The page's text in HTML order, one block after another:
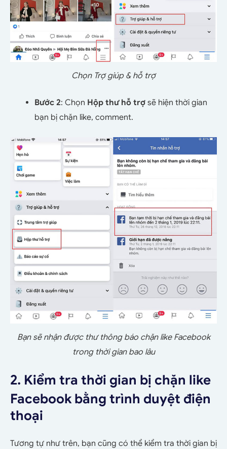
Chọn Trợ giúp & hỗ trợ
Bước 2: Chọn Hộp thư hỗ trợ sẽ hiện thời gian
bạn bị chặn like, comment.
Bạn sẽ nhận được thư thông báo chặn like Facebook
trong thời gian bao lâu
2. Kiểm tra thời gian bị chặn like
Facebook bằng trình duyệt điện
thoại
Tương tự như trên, bạn cũng có thể kiểm tra thời gian bị